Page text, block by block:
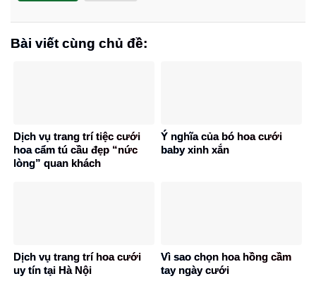
Bài viết cùng chủ đề:
Dịch vụ trang trí tiệc cưới
hoa cẩm tú cầu đẹp “nức
lòng” quan khách
Ý nghĩa của bó hoa cưới
baby xinh xắn
Dịch vụ trang trí hoa cưới
uy tín tại Hà Nội
Vì sao chọn hoa hồng cầm
tay ngày cưới